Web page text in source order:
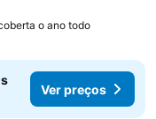
o ano todo
Ver preços